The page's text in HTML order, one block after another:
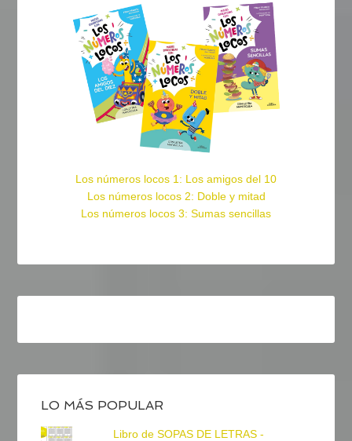
Los números locos 1: Los amigos del 10
Los números locos 2: Doble y mitad
Los números locos 3: Sumas sencillas
LO MÁS POPULAR
Libro de SOPAS DE LETRAS -